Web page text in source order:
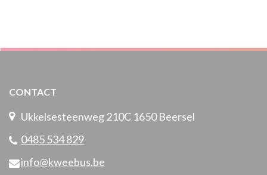
CONTACT
Ukkelsesteenweg 210C 1650 Beersel
0485 534 829
info@kweebus.be